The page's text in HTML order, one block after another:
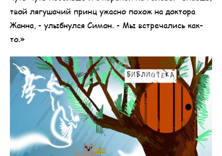
твой лягушачий принц ужасно похож на доктора
Жанна, - улыбнулся Симон. - Мы встречались как-
то.»